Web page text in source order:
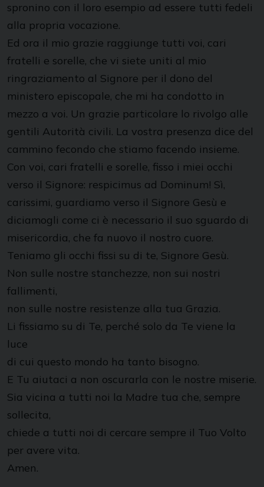
spronino con il loro esempio ad essere tutti fedeli
alla propria vocazione.
Ed ora il mio grazie raggiunge tutti voi, cari
fratelli e sorelle, che vi siete uniti al mio
ringraziamento al Signore per il dono del
ministero episcopale, che mi ha condotto in
mezzo a voi. Un grazie particolare lo rivolgo alle
gentili Autorità civili. La vostra presenza dice del
cammino fecondo che stiamo facendo insieme.
Con voi, cari fratelli e sorelle, fisso i miei occhi
verso il Signore: respicimus ad Dominum! Sì,
carissimi, guardiamo verso il Signore Gesù e
diciamogli come ci è necessario il suo sguardo di
misericordia, che fa nuovo il nostro cuore.
Teniamo gli occhi fissi su di te, Signore Gesù.
Non sulle nostre stanchezze, non sui nostri
fallimenti,
non sulle nostre resistenze alla tua Grazia.
Li fissiamo su di Te, perché solo da Te viene la
luce
di cui questo mondo ha tanto bisogno.
E Tu aiutaci a non oscurarla con le nostre miserie.
Sia vicina a tutti noi la Madre tua che, sempre
sollecita,
chiede a tutti noi di cercare sempre il Tuo Volto
per avere vita.
Amen.